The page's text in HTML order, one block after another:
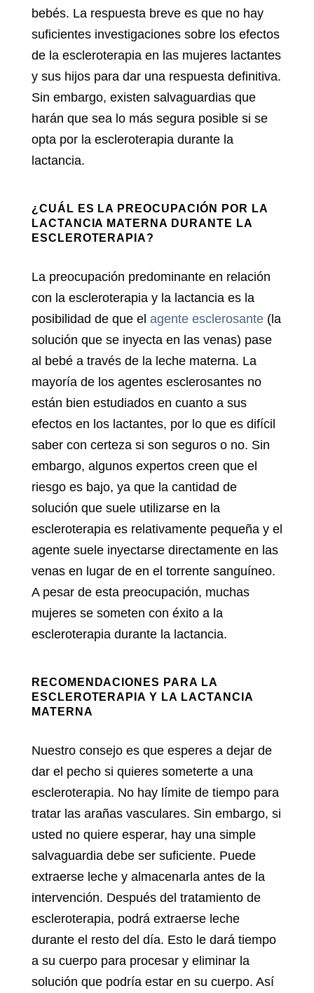
bebés. La respuesta breve es que no hay
suficientes investigaciones sobre los efectos
de la escleroterapia en las mujeres lactantes
y sus hijos para dar una respuesta definitiva.
Sin embargo, existen salvaguardias que
harán que sea lo más segura posible si se
opta por la escleroterapia durante la
lactancia.
¿CUÁL ES LA PREOCUPACIÓN POR LA
LACTANCIA MATERNA DURANTE LA
ESCLEROTERAPIA?
La preocupación predominante en relación
con la escleroterapia y la lactancia es la
posibilidad de que el agente esclerosante(la
solución que se inyecta en las venas) pase
al bebé a través de la leche materna. La
mayoría de los agentes esclerosantes no
están bien estudiados en cuanto a sus
efectos en los lactantes, por lo que es difícil
saber con certeza si son seguros o no. Sin
embargo, algunos expertos creen que el
riesgo es bajo, ya que la cantidad de
solución que suele utilizarse en la
escleroterapia es relativamente pequeña y el
agente suele inyectarse directamente en las
venas en lugar de en el torrente sanguíneo.
A pesar de esta preocupación, muchas
mujeres se someten con éxito a la
escleroterapia durante la lactancia.
RECOMENDACIONES PARA LA
ESCLEROTERAPIA Y LA LACTANCIA
MATERNA
Nuestro consejo es que esperes a dejar de
dar el pecho si quieres someterte a una
escleroterapia. No hay límite de tiempo para
tratar las arañas vasculares. Sin embargo, si
usted no quiere esperar, hay una simple
salvaguardia debe ser suficiente. Puede
extraerse leche y almacenarla antes de la
intervención. Después del tratamiento de
escleroterapia, podrá extraerse leche
durante el resto del día. Esto le dará tiempo
a su cuerpo para procesar y eliminar la
solución que podría estar en su cuerpo. Así